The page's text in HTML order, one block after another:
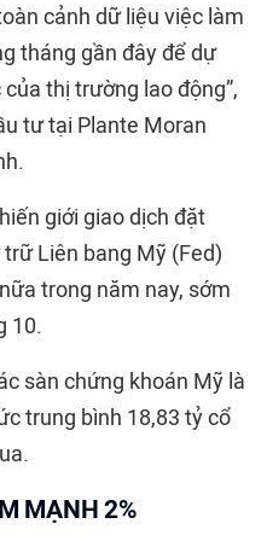
cảnh dữ liệu việc làm
tháng gần đây để dự
thị trường lao động”,
tư tại Plante Moran
giới giao dịch đặt
Liên bang Mỹ (Fed)
trong năm nay, sớm
10.
sàn chứng khoán Mỹ là
trung bình 18,83 tỷ cổ
MẠNH 2%